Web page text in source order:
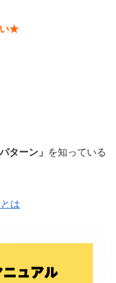
い★
ターン」
を知っている
は